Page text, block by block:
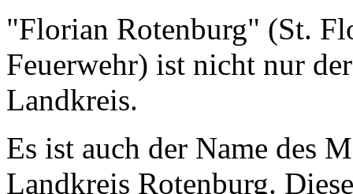
"Florian Rotenburg" (St.
Feuerwehr) ist nicht nur
Landkreis.
Es ist auch der Name des
Landkreis Rotenburg.